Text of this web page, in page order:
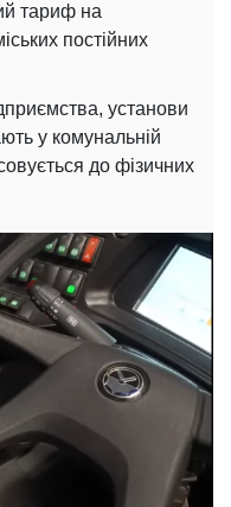
тариф на
постійних
установи
у комунальній
до фізичних